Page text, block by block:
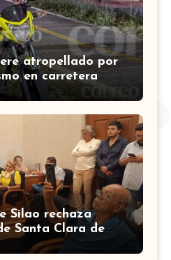
atropellado por
en carretera
del Rincón
Silao rechaza
Santa Clara de